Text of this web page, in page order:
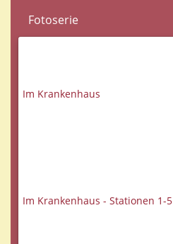
Fotoserie
Im Krankenhaus
Im Krankenhaus - Stationen 1-5